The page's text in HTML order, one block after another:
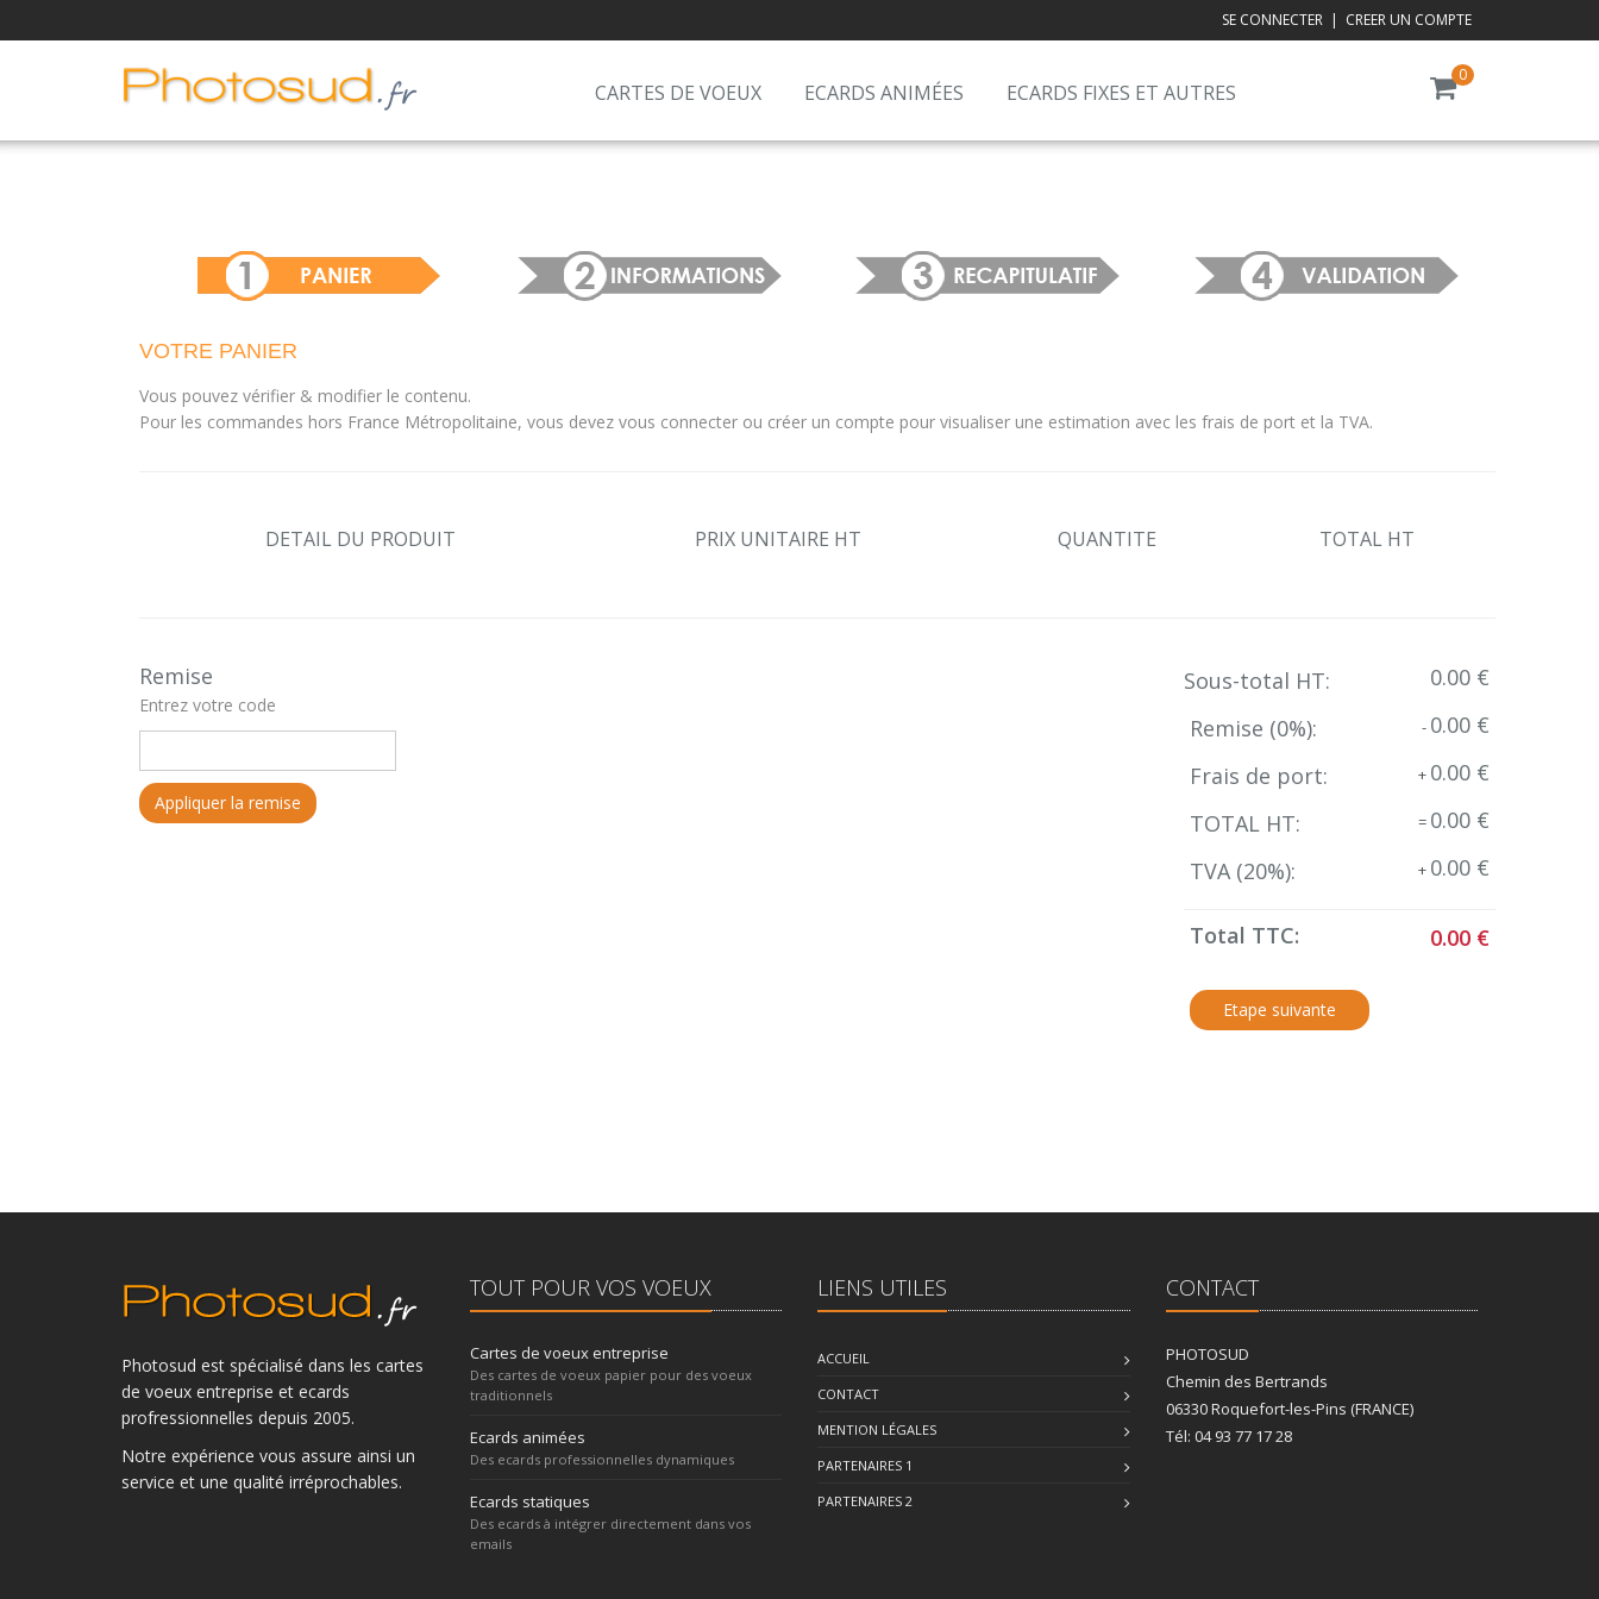
SE CONNECTER | CREER UN COMPTE
0
CARTES DE VOEUX ECARDS ANIMÉES ECARDS FIXES ET AUTRES
VOTRE PANIER
Vous pouvez vérifier & modifier le contenu.
Pour les commandes hors France Métropolitaine, vous devez vous connecter ou créer un compte pour visualiser une estimation avec les frais de port et la TVA.
DETAIL DU PRODUIT PRIX UNITAIRE HT QUANTITE TOTAL HT
Remise
Entrez votre code
Appliquer la remise
Sous-total HT:
0.00 €
Remise (0%): - 0.00 €
Frais de port:
+ 0.00 €
TOTAL HT:
= 0.00 €
TVA (20%): + 0.00 €
Total TTC: 0.00 €
Photosud est spécialisé dans les cartes
de voeux entreprise et ecards
profressionnelles depuis 2005.
Notre expérience vous assure ainsi un
service et une qualité irréprochables.
TOUT POUR VOS VOEUX
Cartes de voeux entreprise
Des cartes de voeux papier pour des voeux
traditionnels
Ecards animées
Des ecards professionnelles dynamiques
Ecards statiques
Des ecards à intégrer directement dans vos
emails
LIENS UTILES
ACCUEIL
CONTACT
MENTION LÉGALES
PARTENAIRES 1
PARTENAIRES 2
CONTACT
PHOTOSUD
Chemin des Bertrands
06330 Roquefort-les-Pins (FRANCE)
Tél: 04 93 77 17 28